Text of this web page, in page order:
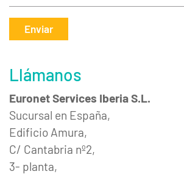
Enviar
Llámanos
Euronet Services Iberia S.L.
Sucursal en España,
Edificio Amura,
C/ Cantabria nº2,
3- planta,